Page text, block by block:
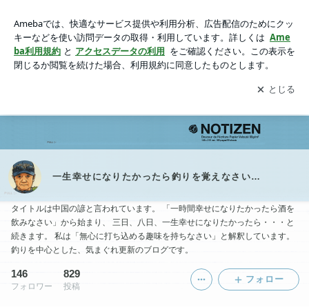
アプリをダウンロードして ブログの更新通知
を受け取りまし
ょう。
開く
一生幸せになりたかったら釣りを覚えなさい…
タイトルは中国の諺と言われています。 「一時間幸せになりたかったら酒を
飲みなさい」から始まり、 三日、八日、一生幸せになりたかったら・・・と
続きます。 私は「無心に打ち込める趣味を持ちなさい」と解釈しています。
釣りを中心とした、気まぐれ更新のブログです。
146
フォロワー
829
投稿
フォロー